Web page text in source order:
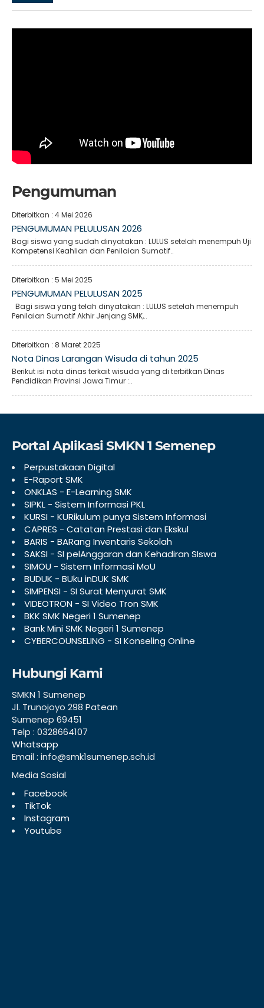
Pengumuman
Diterbitkan : 4 Mei 2026
PENGUMUMAN PELULUSAN 2026
Bagi siswa yang sudah dinyatakan : LULUS setelah menempuh Uji
Kompetensi Keahlian dan Penilaian Sumatif..
Diterbitkan : 5 Mei 2025
PENGUMUMAN PELULUSAN 2025
Bagi siswa yang telah dinyatakan : LULUS setelah menempuh
Penilaian Sumatif Akhir Jenjang SMK,..
Diterbitkan : 8 Maret 2025
Nota Dinas Larangan Wisuda di tahun 2025
Berikut isi nota dinas terkait wisuda yang di terbitkan Dinas
Pendidikan Provinsi Jawa Timur :..
Portal Aplikasi SMKN 1 Semenep
Perpustakaan Digital
E-Raport SMK
ONKLAS - E-Learning SMK
SIPKL - Sistem Informasi PKL
KURSI - KURikulum punya Sistem Informasi
CAPRES - Catatan Prestasi dan Ekskul
BARIS - BARang Inventaris Sekolah
SAKSI - SI pelAnggaran dan Kehadiran SIswa
SIMOU - Sistem Informasi MoU
BUDUK - BUku inDUK SMK
SIMPENSI - SI Surat Menyurat SMK
VIDEOTRON - SI Video Tron SMK
BKK SMK Negeri 1 Sumenep
Bank Mini SMK Negeri 1 Sumenep
CYBERCOUNSELING - SI Konseling Online
Hubungi Kami
SMKN 1 Sumenep
Jl. Trunojoyo 298 Patean
Sumenep 69451
Telp : 0328664107
Whatsapp
Email : info@smk1sumenep.sch.id
Media Sosial
Facebook
TikTok
Instagram
Youtube